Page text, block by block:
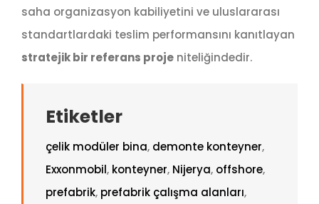
saha organizasyon kabiliyetini ve uluslararası
standartlardaki teslim performansını kanıtlayan
stratejik bir referans projeniteliğindedir.
Etiketler
çelik modüler bina, demonte konteyner,
Exxonmobil, konteyner, Nijerya, offshore,
prefabrik, prefabrik çalışma alanları,